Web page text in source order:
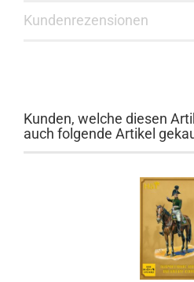
Kundenrezensionen
Kunden, welche diesen
auch folgende Artikel